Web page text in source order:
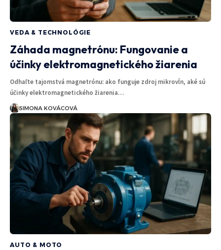
VEDA & TECHNOLÓGIE
Záhada magnetrónu: Fungovanie a
účinky elektromagnetického žiarenia
Odhaľte tajomstvá magnetrónu: ako funguje zdroj mikrovĺn, aké sú
účinky elektromagnetického žiarenia…
SIMONA KOVÁCOVÁ
AUTO & MOTO